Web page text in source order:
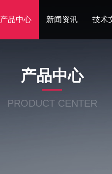
产品中心 新闻资讯 技术
产品中心
PRODUCT CENTER